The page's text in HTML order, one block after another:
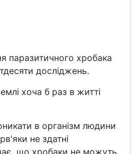
паразитичного хробака
досліджень.
хоча б раз в житті
в організм людини
не здатні
що хробаки не можуть